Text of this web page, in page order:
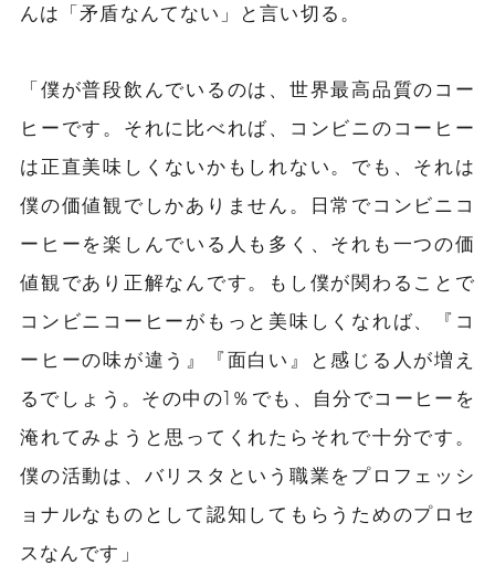
んは「矛盾なんてない」と言い切る。
「僕が普段飲んでいるのは、世界最高品質のコー
ヒーです。それに比べれば、コンビニのコーヒー
は正直美味しくないかもしれない。でも、それは
僕の価値観でしかありません。日常でコンビニコ
ーヒーを楽しんでいる人も多く、それも一つの価
値観であり正解なんです。もし僕が関わることで
コンビニコーヒーがもっと美味しくなれば、『コ
ーヒーの味が違う』『面白い』と感じる人が増え
るでしょう。その中の1％でも、自分でコーヒーを
淹れてみようと思ってくれたらそれで十分です。
僕の活動は、バリスタという職業をプロフェッシ
ョナルなものとして認知してもらうためのプロセ
スなんです」